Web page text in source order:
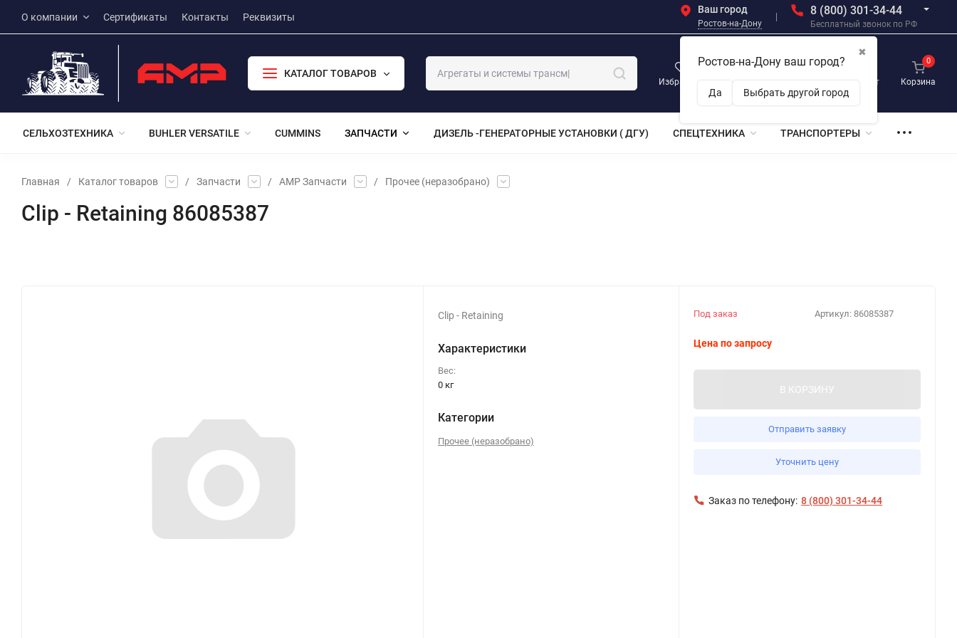
О компании Сертификаты Контакты Реквизиты
Ваш город
Ростов-на-Дону
✖
Ростов-на-Дону ваш город?
Да Выбрать другой город
8 (800) 301-34-44
Бесплатный звонок по РФ
КАТАЛОГ ТОВАРОВ
Избранное
0
Личный кабинет Корзина
0
СЕЛЬХОЗТЕХНИКА BUHLER VERSATILE CUMMINS ЗАПЧАСТИ ДИЗЕЛЬ -ГЕНЕРАТОРНЫЕ УСТАНОВКИ ( ДГУ) СПЕЦТЕХНИКА ТРАНСПОРТЕРЫ
Главная / Каталог товаров / Запчасти / АМР Запчасти / Прочее (неразобрано)
Clip - Retaining 86085387
Clip - Retaining
Характеристики
Вес:
0 кг
Категории
Прочее (неразобрано)
Артикул: 86085387
Под заказ
Цена по запросу
В КОРЗИНУ
Отправить заявку
Уточнить цену
Заказ по телефону: 8 (800) 301-34-44